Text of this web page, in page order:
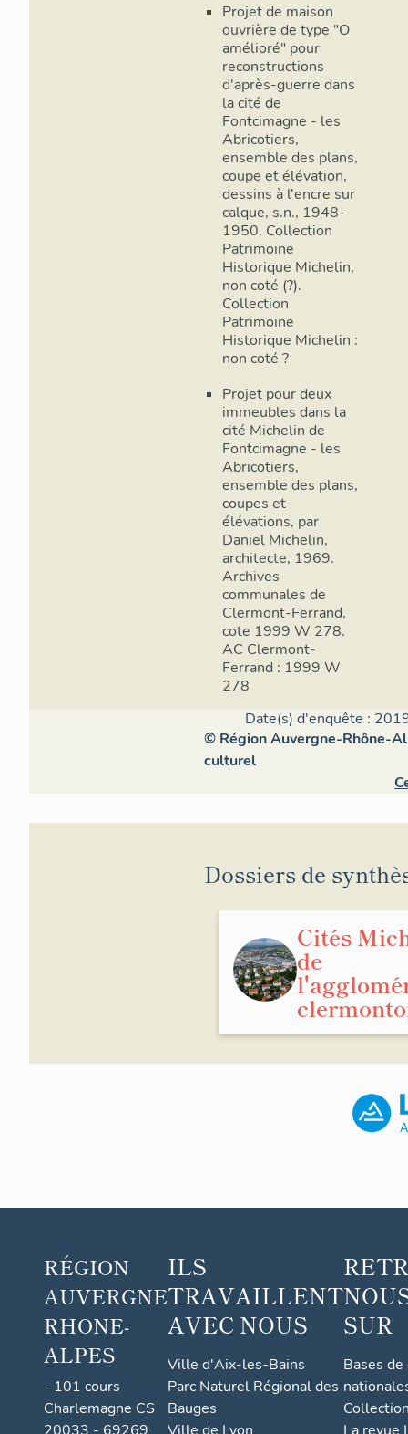
Projet de maison
ouvrière de type "O
amélioré" pour
reconstructions
d'après-guerre dans
la cité de
Fontcimagne - les
Abricotiers,
ensemble des plans,
coupe et élévation,
dessins à l'encre sur
calque, s.n., 1948-
1950. Collection
Patrimoine
Historique Michelin,
non coté (?).
Collection
Patrimoine
Historique Michelin :
non coté ?
Projet pour deux
immeubles dans la
cité Michelin de
Fontcimagne - les
Abricotiers,
ensemble des plans,
coupes et
élévations, par
Daniel Michelin,
architecte, 1969.
Archives
communales de
Clermont-Ferrand,
cote 1999 W 278.
AC Clermont-
Ferrand : 1999 W
278
Date(s) d'enquête :
© Région Auvergne-Rhône-
culturel
Dossiers de
Cités
de
RÉGION
AUVERGNE
RHONE-
ALPES
- 101 cours
Charlemagne CS
ILS
TRAVAILLENT
AVEC NOUS
Ville d'Aix-les-Bains
Parc Naturel Régional des
Bauges
SUR
Bases